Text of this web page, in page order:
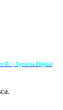
R. | Agencia Digital